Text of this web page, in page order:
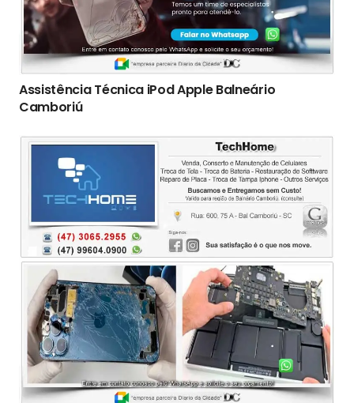
Assistência Técnica iPod Apple Balneário
Camboriú